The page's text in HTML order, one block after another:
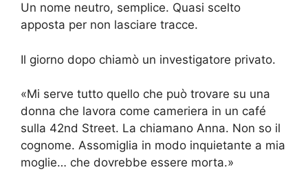
Un nome neutro, semplice. Quasi scelto
apposta per non lasciare tracce.
Il giorno dopo chiamò un investigatore privato.
«Mi serve tutto quello che può trovare su una
donna che lavora come cameriera in un café
sulla 42nd Street. La chiamano Anna. Non so il
cognome. Assomiglia in modo inquietante a mia
moglie… che dovrebbe essere morta.»